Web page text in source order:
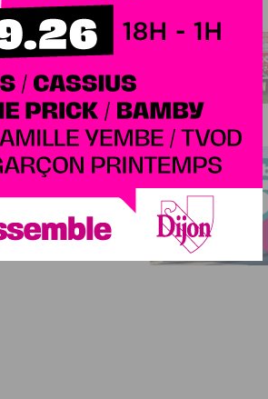
en dehors de
d’ouverture sera